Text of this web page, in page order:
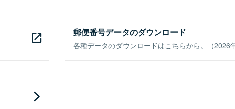
郵便番号データのダウンロード
各種データのダウンロードはこちらから。（2026